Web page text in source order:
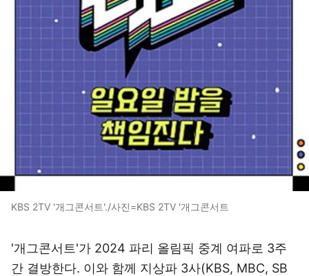
KBS 2TV '개그콘서트'./사진=KBS 2TV '개그콘서트
'개그콘서트'가 2024 파리 올림픽 중계 여파로 3주
간 결방한다. 이와 함께 지상파 3사(KBS, MBC, SB